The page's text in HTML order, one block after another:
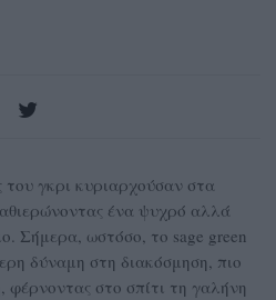
του γκρι κυριαρχούσαν στα
ένα ψυχρό αλλά
Σήμερα, ωστόσο, το sage green
δύναμη στη διακόσμηση, πιο
φέρνοντας στο σπίτι τη γαλήνη